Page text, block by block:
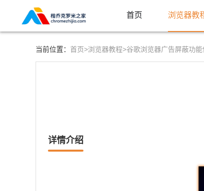
首页 浏览器教
当前位置： 首页>浏览器教程>谷歌浏览器广告屏蔽功
详情介绍